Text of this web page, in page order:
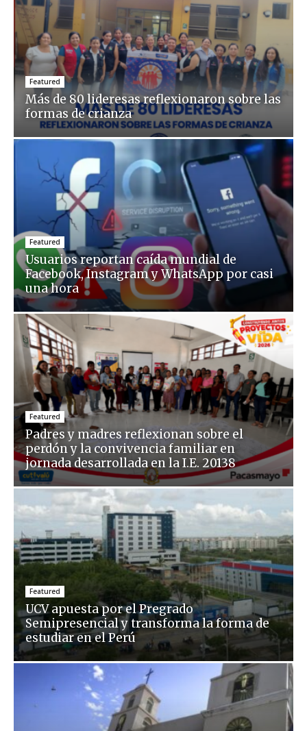
Featured
Más de 80 lideresas reflexionaron sobre las
formas de crianza
Featured
Usuarios reportan caída mundial de
Facebook, Instagram y WhatsApp por casi
una hora
Featured
Padres y madres reflexionan sobre el
perdón y la convivencia familiar en
jornada desarrollada en la I.E. 20138
Featured
UCV apuesta por el Pregrado
Semipresencial y transforma la forma de
estudiar en el Perú